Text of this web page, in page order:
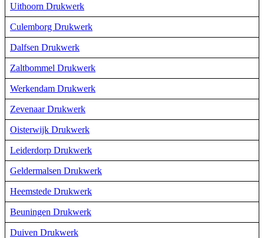
Uithoorn Drukwerk
Culemborg Drukwerk
Dalfsen Drukwerk
Zaltbommel Drukwerk
Werkendam Drukwerk
Zevenaar Drukwerk
Oisterwijk Drukwerk
Leiderdorp Drukwerk
Geldermalsen Drukwerk
Heemstede Drukwerk
Beuningen Drukwerk
Duiven Drukwerk